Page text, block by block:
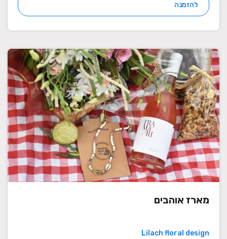
להזמנה
מארז אוהבים
Lilach floral design